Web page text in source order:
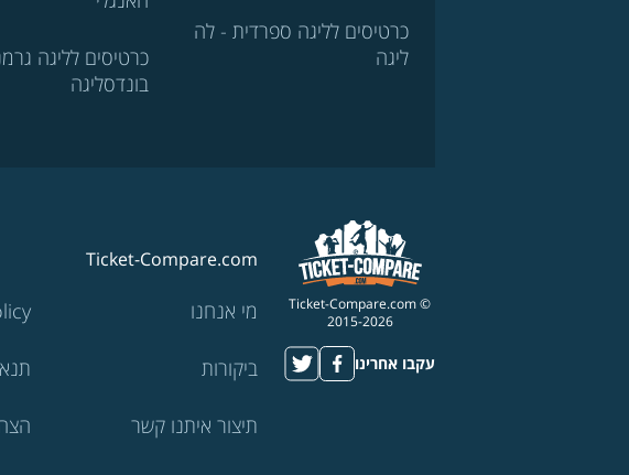
כרטיסים לליגה ספרדית - לה
ליגה
כרטיסים לליגה
בונדסליגה
© Ticket-Compare.com
2015-2026
עקבו אחרינו
Ticket-Compare.com
מי אנחנו
ביקורות
תיצור איתנו קשר